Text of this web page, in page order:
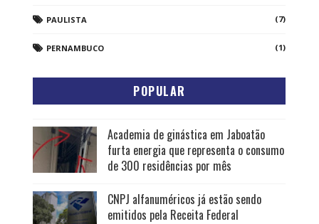
PAULISTA (7)
PERNAMBUCO (1)
POPULAR
Academia de ginástica em Jaboatão
furta energia que representa o consumo
de 300 residências por mês
CNPJ alfanuméricos já estão sendo
emitidos pela Receita Federal